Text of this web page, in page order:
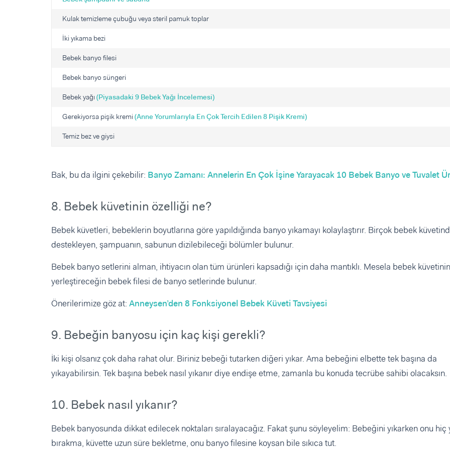
Kulak temizleme çubuğu veya steril pamuk toplar
İki yıkama bezi
Bebek banyo filesi
Bebek banyo süngeri
Bebek yağı (Piyasadaki 9 Bebek Yağı İncelemesi)
Gerekiyorsa pişik kremi (Anne Yorumlarıyla En Çok Tercih Edilen 8 Pişik Kremi)
Temiz bez ve giysi
Bak, bu da ilgini çekebilir: Banyo Zamanı: Annelerin En Çok İşine Yarayacak 10 Bebek Banyo ve Tuvalet
8. Bebek küvetinin özelliği ne?
Bebek küvetleri, bebeklerin boyutlarına göre yapıldığında banyo yıkamayı kolaylaştırır. Birçok bebek
destekleyen, şampuanın, sabunun dizilebileceği bölümler bulunur.
Bebek banyo setlerini alman, ihtiyacın olan tüm ürünleri kapsadığı için daha mantıklı. Mesela bebek
yerleştireceğin bebek filesi de banyo setlerinde bulunur.
Önerilerimize göz at: Anneysen’den 8 Fonksiyonel Bebek Küveti Tavsiyesi
9. Bebeğin banyosu için kaç kişi gerekli?
İki kişi olsanız çok daha rahat olur. Biriniz bebeği tutarken diğeri yıkar. Ama bebeğini elbette tek başına da
yıkayabilirsin. Tek başına bebek nasıl yıkanır diye endişe etme, zamanla bu konuda tecrübe sahibi olacaksın.
10. Bebek nasıl yıkanır?
Bebek banyosunda dikkat edilecek noktaları sıralayacağız. Fakat şunu söyleyelim: Bebeğini yıkarken onu hiç
bırakma, küvette uzun süre bekletme, onu banyo filesine koysan bile sıkıca tut.